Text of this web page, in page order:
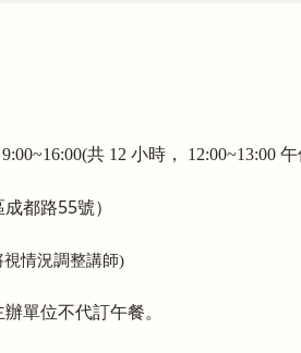
共 12 小時， 12:00~13:00
成都路55號）
情況調整講師)
單位不代訂午餐。